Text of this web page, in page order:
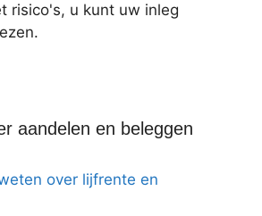
risico's, u kunt uw inleg
aandelen en beleggen
over lijfrente en